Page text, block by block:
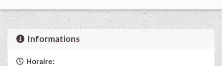
Informations
Horaire: